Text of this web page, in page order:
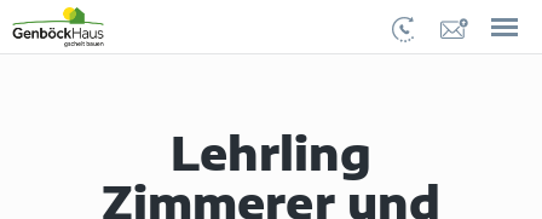
Lehrling
Zimmerer und